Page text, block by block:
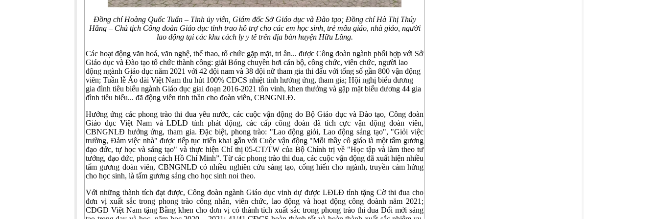
Đồng chí Hoàng Quốc Tuấn – Tỉnh ủy viên, Giám đốc Sở Giáo dục và Đào tạo; Đồng chí Hà Thị Thúy
Hằng – Chủ tịch Công đoàn Giáo dục tỉnh trao hỗ trợ cho các em học sinh, trẻ mẫu giáo, nhà giáo, người
lao động tại các khu cách ly y tếtrên địa bàn huyện Hữu Lũng.
Các hoạt động văn hoá, văn nghệ, thể thao, tổ chức gặp mặt, tri ân... được Công đoàn ngành phối hợp với Sở
Giáo dục và Đào tạo tổ chức thành công: giải Bóng chuyền hơi cán bộ, công chức, viên chức, người lao
động ngành Giáo dục năm 2021 với 42 đội nam và 38 đội nữ tham gia thi đấu với tổng số gần 800 vận động
viên; Tuần lễ Áo dài Việt Nam thu hút 100% CĐCS nhiệt tình hưởng ứng, tham gia; Hội nghị biểu dương
gia đình tiêu biểu ngành Giáo dục giai đoạn 2016-2021 tôn vinh, khen thưởng và gặp mặt biểu dương 44 gia
đình tiêu biểu... đã động viên tinh thần cho đoàn viên, CBNGNLĐ.
Hưởng ứng các phong trào thi đua yêu nước, các cuộc vận động do Bộ Giáo dục và Đào tạo, Công đoàn
Giáo dục Việt Nam và LĐLĐ tỉnh phát động, các cấp công đoàn đã tích cực vận động đoàn viên,
CBNGNLĐ hưởng ứng, tham gia. Đặc biệt, phong trào: "Lao động giỏi, Lao động sáng tạo", "Giỏi việc
trường, Đảm việc nhà" được tiếp tục triển khai gắn với Cuộc vận động "Mỗi thầy cô giáo là một tấm gương
đạo đức, tự học và sáng tạo" và thực hiện Chỉ thị 05-CT/TW của Bộ Chính trị về "Học tập và làm theo tư
tưởng, đạo đức, phong cách Hồ Chí Minh”. Từ các phong trào thi đua, các cuộc vận động đã xuất hiện nhiều
tấm gương đoàn viên, CBNGNLĐ có nhiều nghiên cứu sáng tạo, cống hiến cho ngành, truyền cảm hứng
cho học sinh, là tấm gương sáng cho học sinh noi theo.
Với những thành tích đạt được, Công đoàn ngành Giáo dục vinh dự được LĐLĐ tỉnh tặng Cờ thi đua cho
đơn vị xuất sắc trong phong trào công nhân, viên chức, lao động và hoạt động công đoành năm 2021;
CĐGD Việt Nam tặng Bằng khen cho đơn vị có thành tích xuất sắc trong phong trào thi đua Đổi mới sáng